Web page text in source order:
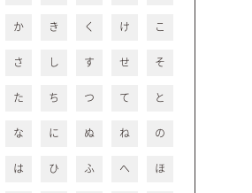
か き く け こ
さ し す せ そ
た ち つ て と
な に ぬ ね の
は ひ ふ へ ほ